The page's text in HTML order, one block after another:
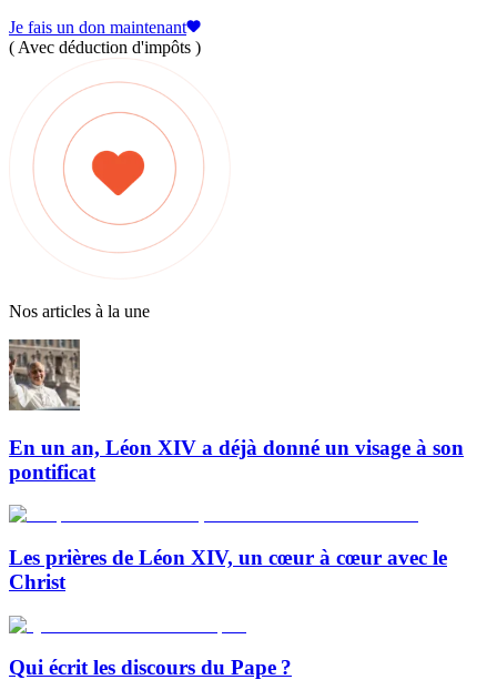
Je fais un don maintenant
( Avec déduction d'impôts )
Nos articles à la une
En un an, Léon XIV a déjà donné un visage à son
pontificat
Les prières de Léon XIV, un cœur à cœur avec le
Christ
Qui écrit les discours du Pape ?